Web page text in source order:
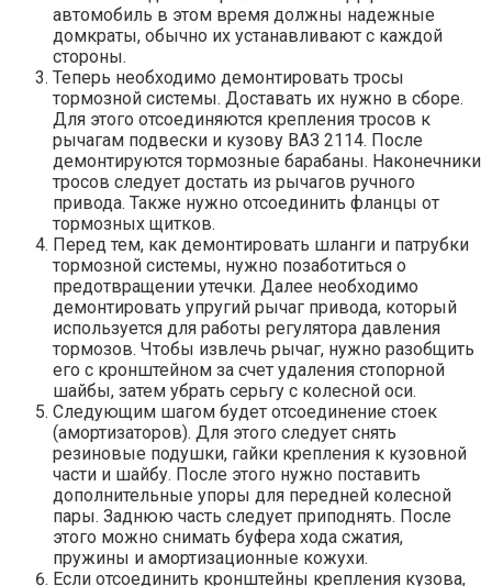
автомобиль в этом время должны надежные
домкраты, обычно их устанавливают с каждой
стороны.
Теперь необходимо демонтировать тросы
тормозной системы. Доставать их нужно в сборе.
Для этого отсоединяются крепления тросов к
рычагам подвески и кузову ВАЗ 2114. После
демонтируются тормозные барабаны. Наконечники
тросов следует достать из рычагов ручного
привода. Также нужно отсоединить фланцы от
тормозных щитков.
Перед тем, как демонтировать шланги и патрубки
тормозной системы, нужно позаботиться о
предотвращении утечки. Далее необходимо
демонтировать упругий рычаг привода, который
используется для работы регулятора давления
тормозов. Чтобы извлечь рычаг, нужно разобщить
его с кронштейном за счет удаления стопорной
шайбы, затем убрать серьгу с колесной оси.
Следующим шагом будет отсоединение стоек
(амортизаторов). Для этого следует снять
резиновые подушки, гайки крепления к кузовной
части и шайбу. После этого нужно поставить
дополнительные упоры для передней колесной
пары. Заднюю часть следует приподнять. После
этого можно снимать буфера хода сжатия,
пружины и амортизационные кожухи.
Если отсоединить кронштейны крепления кузова,